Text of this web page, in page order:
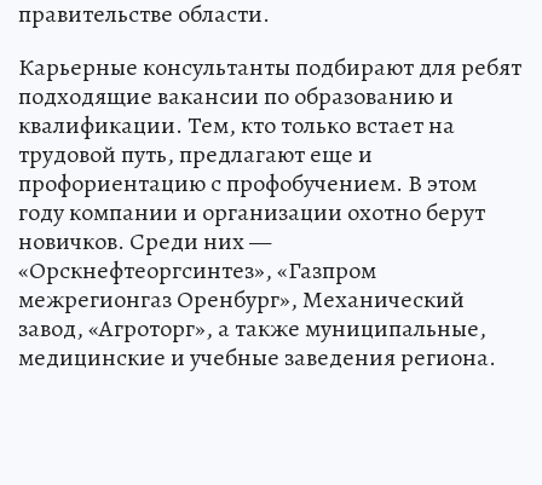
правительстве области.
Карьерные консультанты подбирают для ребят
подходящие вакансии по образованию и
квалификации. Тем, кто только встает на
трудовой путь, предлагают еще и
профориентацию с профобучением. В этом
году компании и организации охотно берут
новичков. Среди них —
«Орскнефтеоргсинтез», «Газпром
межрегионгаз Оренбург», Механический
завод, «Агроторг», а также муниципальные,
медицинские и учебные заведения региона.